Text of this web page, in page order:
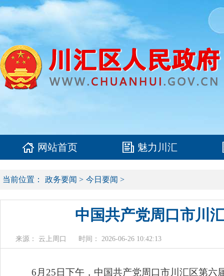
网站首页 魅力川汇
当前位置： 政务要闻 > 今日要闻 >
中国共产党周口市川
来源： 云上周口 时间： 2026-06-26 10:42:13
6月25日下午，中国共产党周口市川汇区第